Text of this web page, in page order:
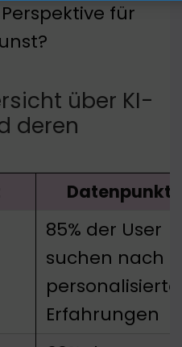
für
über KI-
deren
Datenpunkt
85% der User
suchen nach
Erfahrungen